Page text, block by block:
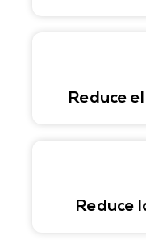
Reduce
Reduce